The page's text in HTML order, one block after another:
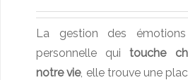
La gestion des
personnelle quitouche
notre vie, elle trouve une